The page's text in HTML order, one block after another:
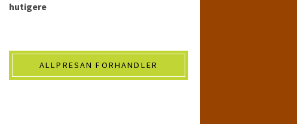
hutigere
ALLPRESAN FORHANDLER